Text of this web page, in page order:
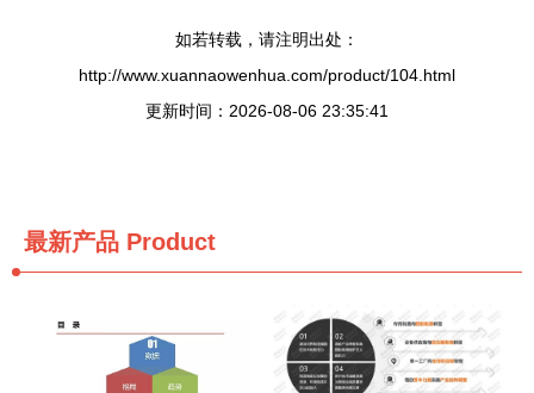
如若转载，请注明出处：
http://www.xuannaowenhua.com/product/104.html
更新时间：2026-08-06 23:35:41
最新产品 Product